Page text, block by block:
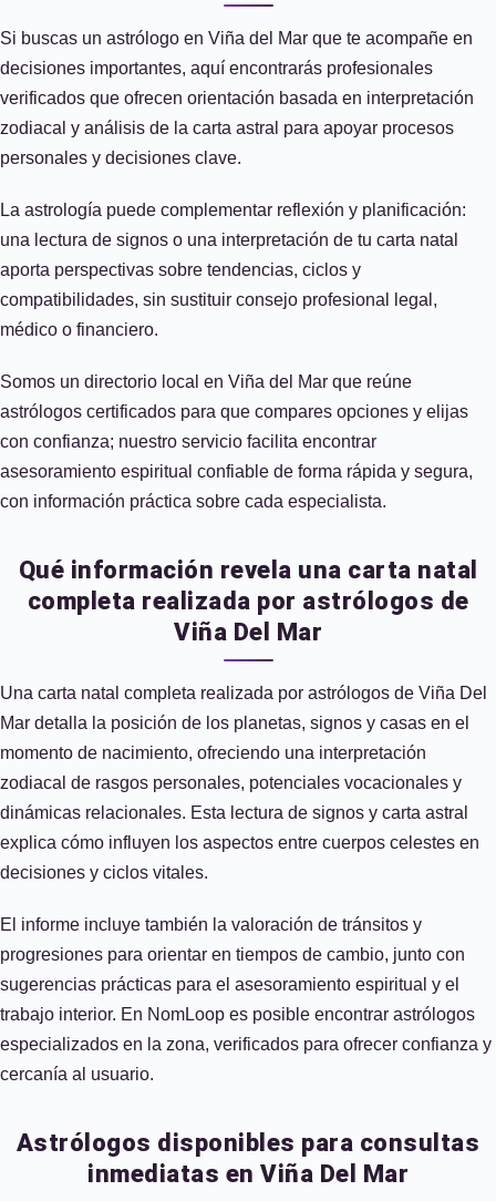
Si buscas un astrólogo en Viña del Mar que te acompañe en
decisiones importantes, aquí encontrarás profesionales
verificados que ofrecen orientación basada en interpretación
zodiacal y análisis de la carta astral para apoyar procesos
personales y decisiones clave.
La astrología puede complementar reflexión y planificación:
una lectura de signos o una interpretación de tu carta natal
aporta perspectivas sobre tendencias, ciclos y
compatibilidades, sin sustituir consejo profesional legal,
médico o financiero.
Somos un directorio local en Viña del Mar que reúne
astrólogos certificados para que compares opciones y elijas
con confianza; nuestro servicio facilita encontrar
asesoramiento espiritual confiable de forma rápida y segura,
con información práctica sobre cada especialista.
Qué información revela una carta natal
completa realizada por astrólogos de
Viña Del Mar
Una carta natal completa realizada por astrólogos de Viña Del
Mar detalla la posición de los planetas, signos y casas en el
momento de nacimiento, ofreciendo una interpretación
zodiacal de rasgos personales, potenciales vocacionales y
dinámicas relacionales. Esta lectura de signos y carta astral
explica cómo influyen los aspectos entre cuerpos celestes en
decisiones y ciclos vitales.
El informe incluye también la valoración de tránsitos y
progresiones para orientar en tiempos de cambio, junto con
sugerencias prácticas para el asesoramiento espiritual y el
trabajo interior. En NomLoop es posible encontrar astrólogos
especializados en la zona, verificados para ofrecer confianza y
cercanía al usuario.
Astrólogos disponibles para consultas
inmediatas en Viña Del Mar